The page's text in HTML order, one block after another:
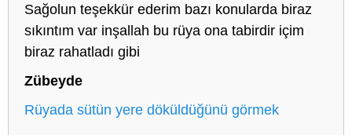
Sağolun teşekkür ederim bazı konularda biraz
sıkıntım var inşallah bu rüya ona tabirdir içim
biraz rahatladı gibi
Zübeyde
Rüyada sütün yere döküldüğünü görmek